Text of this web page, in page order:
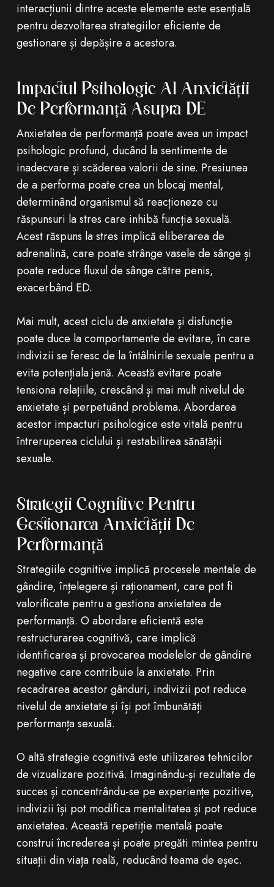
interacțiunii dintre aceste elemente este esențială
pentru dezvoltarea strategiilor eficiente de
gestionare și depășire a acestora.
Impactul Psihologic Al Anxietății
De Performanță Asupra DE
Anxietatea de performanță poate avea un impact
psihologic profund, ducând la sentimente de
inadecvare și scăderea valorii de sine. Presiunea
de a performa poate crea un blocaj mental,
determinând organismul să reacționeze cu
răspunsuri la stres care inhibă funcția sexuală.
Acest răspuns la stres implică eliberarea de
adrenalină, care poate strânge vasele de sânge și
poate reduce fluxul de sânge către penis,
exacerbând ED.
Mai mult, acest ciclu de anxietate și disfuncție
poate duce la comportamente de evitare, în care
indivizii se feresc de la întâlnirile sexuale pentru a
evita potențiala jenă. Această evitare poate
tensiona relațiile, crescând și mai mult nivelul de
anxietate și perpetuând problema. Abordarea
acestor impacturi psihologice este vitală pentru
întreruperea ciclului și restabilirea sănătății
sexuale.
Strategii Cognitive Pentru
Gestionarea Anxietății De
Performanță
Strategiile cognitive implică procesele mentale de
gândire, înțelegere și raționament, care pot fi
valorificate pentru a gestiona anxietatea de
performanță. O abordare eficientă este
restructurarea cognitivă, care implică
identificarea și provocarea modelelor de gândire
negative care contribuie la anxietate. Prin
recadrarea acestor gânduri, indivizii pot reduce
nivelul de anxietate și își pot îmbunătăți
performanța sexuală.
O altă strategie cognitivă este utilizarea tehnicilor
de vizualizare pozitivă. Imaginându-și rezultate de
succes și concentrându-se pe experiențe pozitive,
indivizii își pot modifica mentalitatea și pot reduce
anxietatea. Această repetiție mentală poate
construi încrederea și poate pregăti mintea pentru
situații din viața reală, reducând teama de eșec.